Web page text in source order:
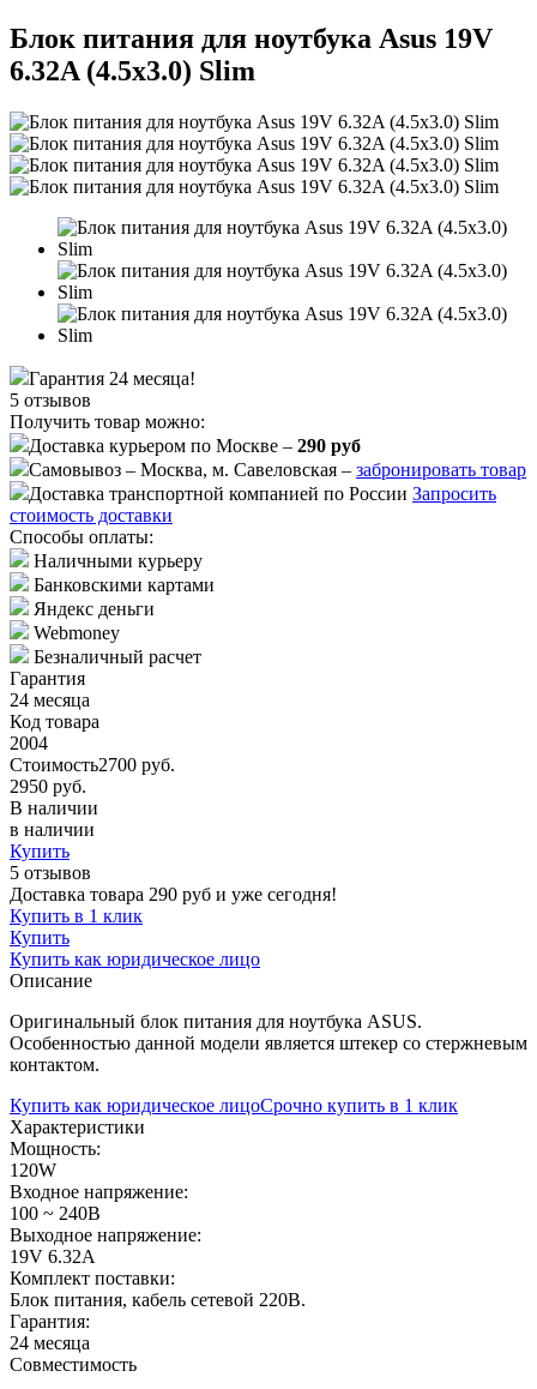
Блок питания для ноутбука Asus 19V
6.32A (4.5x3.0) Slim
Гарантия 24 месяца!
5 отзывов
Получить товар можно:
Доставка курьером по Москве – 290 руб
Самовывоз – Москва, м. Савеловская – забронировать товар
Доставка транспортной компанией по России Запросить
стоимость доставки
Способы оплаты:
Наличными курьеру
Банковскими картами
Яндекс деньги
Webmoney
Безналичный расчет
Гарантия
24 месяца
Код товара
2004
Стоимость2700 руб.
2950 руб.
В наличии
в наличии
Купить
5 отзывов
Доставка товара 290 руб и уже сегодня!
Купить в 1 клик
Купить
Купить как юридическое лицо
Описание
Оригинальный блок питания для ноутбука ASUS.
Особенностью данной модели является штекер со стержневым
контактом.
Купить как юридическое лицоСрочно купить в 1 клик
Характеристики
Мощность:
120W
Входное напряжение:
100 ~ 240В
Выходное напряжение:
19V 6.32A
Комплект поставки:
Блок питания, кабель сетевой 220В.
Гарантия:
24 месяца
Совместимость